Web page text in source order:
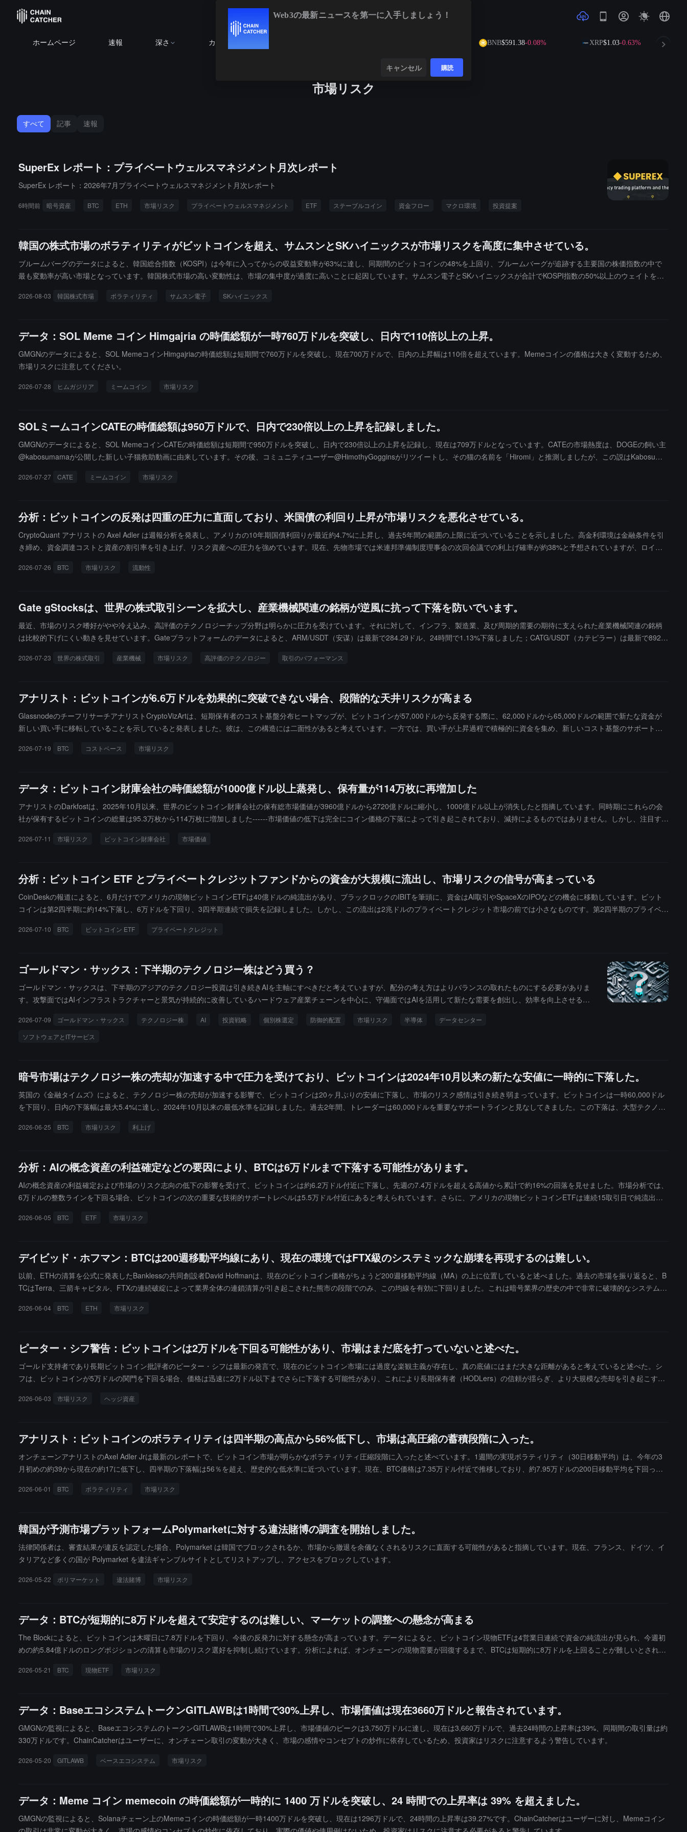
ホームページ 速報 深さ カレンダー BNB$591.38-0.08% XRP$1.03-0.63%
市場リスク
すべて 記事 速報
SuperEx レポート：プライベートウェルスマネジメント月次レポート
SuperEx レポート：2026年7月プライベートウェルスマネジメント月次レポート
6時間前 暗号資産 BTC ETH 市場リスク プライベートウェルスマネジメント ETF ステーブルコイン 資金フロー マクロ環境 投資提案
韓国の株式市場のボラティリティがビットコインを超え、サムスンとSKハイニックスが市場リスクを高度に集中させている。
ブルームバーグのデータによると、韓国総合指数（KOSPI）は今年に入ってからの収益変動率が63%に達し、同期間のビットコインの48%を上回り、ブルームバーグが追跡する主要国の株価指数の中で
最も変動率が高い市場となっています。韓国株式市場の高い変動性は、市場の集中度が過度に高いことに起因しています。サムスン電子とSKハイニックスが合計でKOSPI指数の50%以上のウェイトを占
TFは、2つの主要な半導体株が韓国株式市場の70%以上の日次取引高を占めることがありました。データによると、韓国の個人投資家は今年、KOSPI株を110兆ウォン（約770億ドル）以上購入しました
2026-08-03 韓国株式市場 ボラティリティ サムスン電子 SKハイニックス
データ：SOL Meme コイン Himgajria の時価総額が一時760万ドルを突破し、日内で110倍以上の上昇。
GMGNのデータによると、SOL MemeコインHimgajriaの時価総額は短期間で760万ドルを突破し、現在700万ドルで、日内の上昇幅は110倍を超えています。Memeコインの価格は大きく変動するため、
市場リスクに注意してください。
2026-07-28 ヒムガジリア ミームコイン 市場リスク
SOLミームコインCATEの時価総額は950万ドルで、日内で230倍以上の上昇を記録しました。
GMGNのデータによると、SOL MemeコインCATEの時価総額は短期間で950万ドルを突破し、日内で230倍以上の上昇を記録し、現在は709万ドルとなっています。CATEの市場熱度は、DOGEの飼い主
@kabosumamaが公開した新しい子猫救助動画に由来しています。その後、コミュニティユーザー@HimothyGogginsがリツイートし、その猫の名前を「Hiromi」と推測しましたが、この説はKabosuの
必要なのは、現在この猫がHiromiという名前であるという証拠はなく、公式にCATEという名前であることも確認されていません。CATEという名前は以前の「Cate」猫ミームに由来し、コミュニティに
2026-07-27 CATE ミームコイン 市場リスク
分析：ビットコインの反発は四重の圧力に直面しており、米国債の利回り上昇が市場リスクを悪化させている。
CryptoQuant アナリストの Axel Adler は週報分析を発表し、アメリカの10年期国債利回りが最近約4.7%に上昇し、過去5年間の範囲の上限に近づいていることを示しました。高金利環境は金融条件を引
き締め、資金調達コストと資産の割引率を引き上げ、リスク資産への圧力を強めています。現在、先物市場では米連邦準備制度理事会の次回会議での利上げ確率が約38%と予想されていますが、ロイタ
た後、現在は約6.43万ドルに戻っていると指摘しています。市場では同時に4つの潜在的リスクが存在しています。第一に、ボラティリティが大幅に圧縮され、7月の実際のボラティリティが31%低下
資家は依然として損失を実現しており、利益回復段階では一部のポジションが退出を選択しており、価格に圧力をかけています。さらに、Adler は、MicroStrategy の創設者マイケル・セイラー（Michael
Saylor）が最近大規模なビットコインの購入を続けておらず、長文の記事を発表し、文明、貨幣、エネルギー、テクノロジーの発展に関する38冊の書籍を推薦して、ビットコインを長期的な金融進化の
結果としての理論的枠組みを構築しようとしていることに言及しました。Adler は、市場が現在も重要な観察段階にあり、流動性の変化、アメリカの需要の回復、投資家の行動が改善されるかどうかに注
目する必要があると考えています。
2026-07-26 BTC 市場リスク 流動性
Gate gStocksは、世界の株式取引シーンを拡大し、産業機械関連の銘柄が逆風に抗って下落を防いでいます。
最近、市場のリスク嗜好がやや冷え込み、高評価のテクノロジーチップ分野は明らかに圧力を受けています。それに対して、インフラ、製造業、及び周期的需要の期待に支えられた産業機械関連の銘柄
は比較的下げにくい動きを見せています。Gateプラットフォームのデータによると、ARM/USDT（安谋）は最新で284.29ドル、24時間で1.13%下落しました；CATG/USDT（カテピラー）は最新で892.1
み、安谋とゼネラル・エレクトリック関連の取引は振動しながら下落し、全体としては依然として分化した状況を呈しています。
2026-07-23 世界の株式取引 産業機械 市場リスク 高評価のテクノロジー 取引のパフォーマンス
アナリスト：ビットコインが6.6万ドルを効果的に突破できない場合、段階的な天井リスクが高まる
GlassnodeのチーフリサーチアナリストCryptoVizArtは、短期保有者のコスト基盤分布ヒートマップが、ビットコインが57,000ドルから反発する際に、62,000ドルから65,000ドルの範囲で新たな資金が
新しい買い手に移転していることを示していると発表しました。彼は、この構造には二面性があると考えています。一方では、買い手が上昇過程で積極的に資金を集め、新しいコスト基盤のサポートを
6,000ドルを効果的に突破できない場合、市場が段階的なトップを形成するリスクが高まります。66,000ドルは、上記の二つのシナリオを判断するための短期的な重要な位置です。
2026-07-19 BTC コストベース 市場リスク
データ：ビットコイン財庫会社の時価総額が1000億ドル以上蒸発し、保有量が114万枚に再増加した
アナリストのDarkfostは、2025年10月以来、世界のビットコイン財庫会社の保有総市場価値が3960億ドルから2720億ドルに縮小し、1000億ドル以上が消失したと指摘しています。同時期にこれらの会
社が保有するビットコインの総量は95.3万枚から114万枚に増加しました------市場価値の低下は完全にコイン価格の下落によって引き起こされており、減持によるものではありません。しかし、注目すべ
0月の間に集中しており、保有量は1年足らずで3倍になり、買い入れ価格帯は約75,000ドルから125,000ドル------ちょうどビットコインの歴史的高値圏に位置しています。現在の問題は：これらの会社が
に追加の下方リスクをもたらす可能性があります。
2026-07-11 市場リスク ビットコイン財庫会社 市場価値
分析：ビットコイン ETF とプライベートクレジットファンドからの資金が大規模に流出し、市場リスクの信号が高まっている
CoinDeskの報道によると、6月だけでアメリカの現物ビットコインETFは40億ドルの純流出があり、ブラックロックのIBITを筆頭に、資金はAI取引やSpaceXのIPOなどの機会に移動しています。ビット
コインは第2四半期に約14%下落し、6万ドルを下回り、3四半期連続で損失を記録しました。しかし、この流出は2兆ドルのプライベートクレジット市場の前では小さなものです。第2四半期のプライベー
続くと予測しており、未満足の要求が多くの企業に圧力をかけ続けるとしています。ビットコインETFは流動性が高く、流出はBTC価格に直接影響を与えます。一方、プライベートクレジットBDCは非
yが初めてBTCで配当を支払うために売却し、プライベートクレジットの償還が閾値を突破したことが、リスク資産がより厳しい環境に直面していることを示しています。
2026-07-10 BTC ビットコイン ETF プライベートクレジット
ゴールドマン・サックス：下半期のテクノロジー株はどう買う？
ゴールドマン・サックスは、下半期のアジアのテクノロジー投資は引き続きAIを主軸にすべきだと考えていますが、配分の考え方はよりバランスの取れたものにする必要がありま
す。攻撃面ではAIインフラストラクチャーと景気が持続的に改善しているハードウェア産業チェーンを中心に、守備面ではAIを活用して新たな需要を創出し、効率を向上させるソ
2026-07-09 ゴールドマン・サックス テクノロジー株 AI 投資戦略 個別株選定 防御的配置 市場リスク 半導体
データセンター
ソフトウェアとITサービス
暗号市場はテクノロジー株の売却が加速する中で圧力を受けており、ビットコインは2024年10月以来の新たな安値に一時的に下落した。
英国の《金融タイムズ》によると、テクノロジー株の売却が加速する影響で、ビットコインは20ヶ月ぶりの安値に下落し、市場のリスク感情は引き続き弱まっています。ビットコインは一時60,000ドル
を下回り、日内の下落幅は最大5.4%に達し、2024年10月以来の最低水準を記録しました。過去2年間、トレーダーは60,000ドルを重要なサポートラインと見なしてきました。この下落は、大型テクノロ
再評価し、相対的に安全な資産に移行することを促しています。近年、暗号資産は株式市場と高度に関連していますが、この関係は現在圧力を受けています。ビットコインとソラナは今年それぞれ32%
大な触媒要因が存在すると考えていません。米国の資本市場は、今月初めにナスダックに上場したスペースXの世界最大のIPOを消化している最中であり、OpenAIやAnthropicなどのAI企業も追随すると
予想されています。同時に、米国のデジタル資産規制に関する重要法案《Clarity Act》は上院で停滞しており、この法案は銀行業界からの強い反対に直面しており、現在十分な二党支持を得ていません。
2026-06-25 BTC 市場リスク 利上げ
分析：AIの概念資産の利益確定などの要因により、BTCは6万ドルまで下落する可能性があります。
AIの概念資産の利益確定および市場のリスク志向の低下の影響を受けて、ビットコインは約6.2万ドル付近に下落し、先週の7.4万ドルを超える高値から累計で約16%の回落を見せました。市場分析では、
6万ドルの整数ラインを下回る場合、ビットコインの次の重要な技術的サポートレベルは5.5万ドル付近にあると考えられています。さらに、アメリカの現物ビットコインETFは連続15取引日で純流出を
2026-06-05 BTC ETF 市場リスク
デイビッド・ホフマン：BTCは200週移動平均線にあり、現在の環境ではFTX級のシステミックな崩壊を再現するのは難しい。
以前、ETHの清算を公式に発表したBanklessの共同創設者David Hoffmanは、現在のビットコイン価格がちょうど200週移動平均線（MA）の上に位置していると述べました。過去の市場を振り返ると、B
TCはTerra、三箭キャピタル、FTXの連続破綻によって業界全体の連鎖清算が引き起こされた熊市の段階でのみ、この均線を有効に下回りました。これは暗号業界の歴史の中で非常に破壊的なシステム的
NEARの建玉コストは約1.4ドル、HYPEは約45ドル、ZECは約560ドルであると述べました。
2026-06-04 BTC ETH 市場リスク
ピーター・シフ警告：ビットコインは2万ドルを下回る可能性があり、市場はまだ底を打っていないと述べた。
ゴールド支持者であり長期ビットコイン批評者のピーター・シフは最新の発言で、現在のビットコイン市場には過度な楽観主義が存在し、真の底値にはまだ大きな距離があると考えていると述べた。シ
フは、ビットコインが5万ドルの関門を下回る場合、価格は迅速に2万ドル以下までさらに下落する可能性があり、これにより長期保有者（HODLers）の信頼が揺らぎ、より大規模な売却を引き起こすと
れは業界自身の要因による可能性がある。しかし、株式などのリスク資産にも同時に影響を与える場合、それはより深いマクロリスクが蓄積していることを意味するかもしれない。彼はさらに、このよ
2026-06-03 市場リスク ヘッジ資産
アナリスト：ビットコインのボラティリティは四半期の高点から56%低下し、市場は高圧縮の蓄積段階に入った。
オンチェーンアナリストのAxel Adler Jrは最新のレポートで、ビットコイン市場が明らかなボラティリティ圧縮段階に入ったと述べています。1週間の実現ボラティリティ（30日移動平均）は、今年の3
月初めの約39から現在の約17に低下し、四半期の下落幅は56％を超え、歴史的な低水準に近づいています。現在、BTC価格は7.35万ドル付近で推移しており、約7.95万ドルの200日移動平均を下回って
号を提供せず、市場が新たなトレンド選択を迎えることを示すだけです。同時に、市場のプレミアム変化を反映するデルタ指標（時価総額成長率と実現時価総額成長率の差）は、6ヶ月連続で負の範囲に
却された後の整理段階に近いです。今後、BTCが200日移動平均を再び上回り、同時にデルタがゼロ近くに回復すれば、市場が再びリスク嗜好拡張周期に入ることを意味します。逆に、ボラティリティが
下方に放出され、デルタがさらに悪化し続ければ、より深い避けるべき段階に入る可能性があります。これに対して、Axel Adler Jrは現在の市場の方向性は中立的であるが、圧縮の程度は高い水準にあ
り、今後大幅な方向性の変動が発生する確率が持続的に上昇しているとまとめています。
2026-06-01 BTC ボラティリティ 市場リスク
韓国が予測市場プラットフォームPolymarketに対する違法賭博の調査を開始しました。
法律関係者は、審査結果が違反を認定した場合、Polymarket は韓国でブロックされるか、市場から撤退を余儀なくされるリスクに直面する可能性があると指摘しています。現在、フランス、ドイツ、イ
タリアなど多くの国が Polymarket を違法ギャンブルサイトとしてリストアップし、アクセスをブロックしています。
2026-05-22 ポリマーケット 違法賭博 市場リスク
データ：BTCが短期的に8万ドルを超えて安定するのは難しい、マーケットの調整への懸念が高まる
The Blockによると、ビットコインは木曜日に7.8万ドルを下回り、今後の反発力に対する懸念が高まっています。データによると、ビットコイン現物ETFは4営業日連続で資金の純流出が見られ、今週初
めの約5.84億ドルのロングポジションの清算も市場のリスク選好を抑制し続けています。分析によれば、オンチェーンの現物需要が回復するまで、BTCは短期的に8万ドルを上回ることが難しいとされて
際、一時的に7.83万ドルの「実際の市場平均」重要レベルを回復しましたが、現在は再び下回っています。歴史的な周期によれば、BTCは通常この領域で数週間から数ヶ月間調整を続ける必要があり、
2026-05-21 BTC 現物ETF 市場リスク
データ：BaseエコシステムトークンGITLAWBは1時間で30%上昇し、市場価値は現在3660万ドルと報告されています。
GMGNの監視によると、BaseエコシステムのトークンGITLAWBは1時間で30%上昇し、市場価値のピークは3,750万ドルに達し、現在は3,660万ドルで、過去24時間の上昇率は39%、同期間の取引量は約
330万ドルです。ChainCatcherはユーザーに、オンチェーン取引の変動が大きく、市場の感情やコンセプトの炒作に依存しているため、投資家はリスクに注意するよう警告しています。
2026-05-20 GITLAWB ベースエコシステム 市場リスク
データ：Meme コイン memecoin の時価総額が一時的に 1400 万ドルを突破し、24 時間での上昇率は 39% を超えました。
GMGNの監視によると、Solanaチェーン上のMemeコインの時価総額が一時1400万ドルを突破し、現在は1296万ドルで、24時間の上昇率は39.27%です。ChainCatcherはユーザーに対し、Memeコイン
Web3の最新ニュースを第一に入手しましょう！
キャンセル 購読